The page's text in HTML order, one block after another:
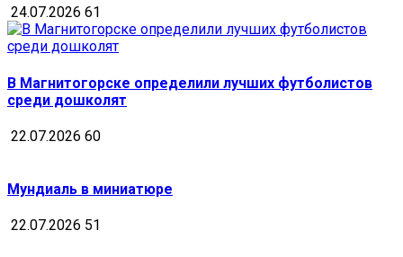
24.07.2026 61
В Магнитогорске определили лучших футболистов
среди дошколят
22.07.2026 60
Мундиаль в миниатюре
22.07.2026 51